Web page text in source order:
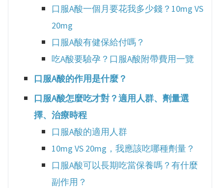
口服A酸一個月要花我多少錢？10mg VS
20mg
口服A酸有健保給付嗎？
吃A酸要驗孕？口服A酸附帶費用一覽
口服A酸的作用是什麼？
口服A酸怎麼吃才對？適用人群、劑量選
擇、治療時程
口服A酸的適用人群
10mg VS 20mg，我應該吃哪種劑量？
口服A酸可以長期吃當保養嗎？有什麼
副作用？